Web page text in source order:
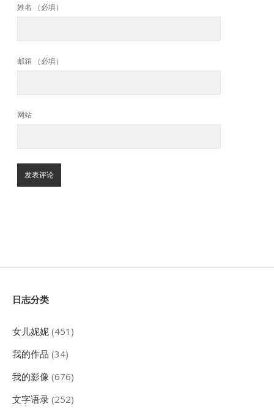
姓名 （必填）
邮箱 （必填）
网站
Sidebar
日志分类
女儿妮妮 (451)
我的作品 (34)
我的影像 (676)
文字语录 (252)